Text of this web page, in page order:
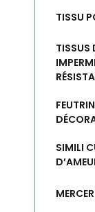
TISSU
TISSUS
SIMILI